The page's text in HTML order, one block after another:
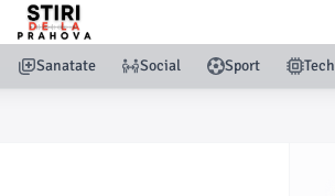
Sanatate Social Sport Tech